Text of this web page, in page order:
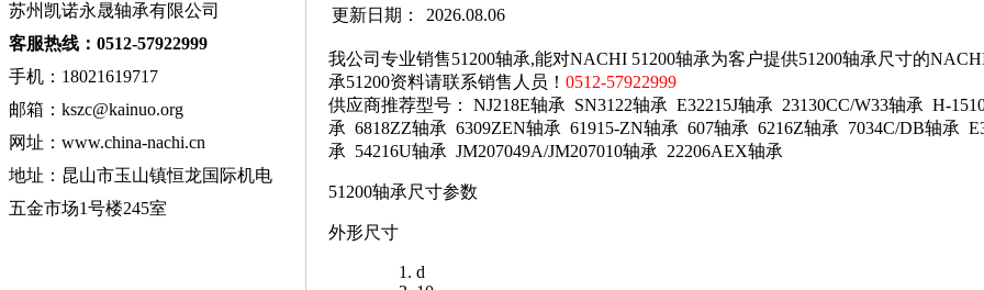
苏州凯诺永晟轴承有限公司
客服热线：0512-57922999
手机：18021619717
邮箱：kszc@kainuo.org
网址：www.china-nachi.cn
地址：昆山市玉山镇恒龙国际机电
五金市场1号楼245室
更新日期：
2026.08.06
我公司专业销售51200轴承,能对NACHI 51200轴承为客户提供51200轴承尺寸的
承51200资料请联系销售人员！ 0512-57922999
供应商推荐型号： NJ218E轴承 SN3122轴承 E32215J轴承 23130CC/W33轴承 H-
承 6818ZZ轴承 6309ZEN轴承 61915-ZN轴承 607轴承 6216Z轴承 7034C/DB轴承
承 54216U轴承 JM207049A/JM207010轴承 22206AEX轴承
51200轴承尺寸参数
外形尺寸
d